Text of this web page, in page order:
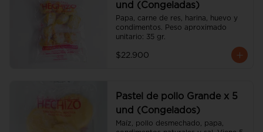
und (Congeladas)
Papa, carne de res, harina, huevo y
condimentos. Peso aproximado
unitario: 35 gr.
$22.900
Pastel de pollo Grande x 5
und (Congelados)
Maíz, pollo desmechado, papa,